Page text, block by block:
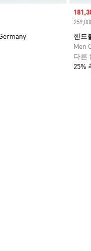
Sale
핸드
Men
다른
25%